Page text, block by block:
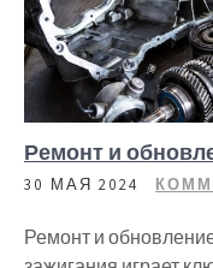
Ремонт и
30 МАЯ 2024
Ремонт и